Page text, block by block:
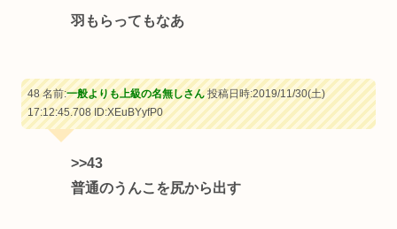
羽もらってもなあ
48 名前:一般よりも上級の名無しさん投稿日時:2019/11/30(土)
17:12:45.708ID:XEuBYyfP0
>>43
普通のうんこを尻から出す